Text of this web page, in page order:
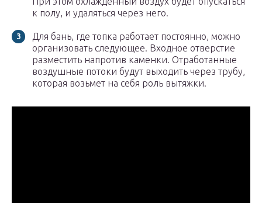
к полу, и удаляться через него.
Для бань, где топка работает постоянно, можно
организовать следующее. Входное отверстие
разместить напротив каменки. Отработанные
воздушные потоки будут выходить через трубу,
которая возьмет на себя роль вытяжки.